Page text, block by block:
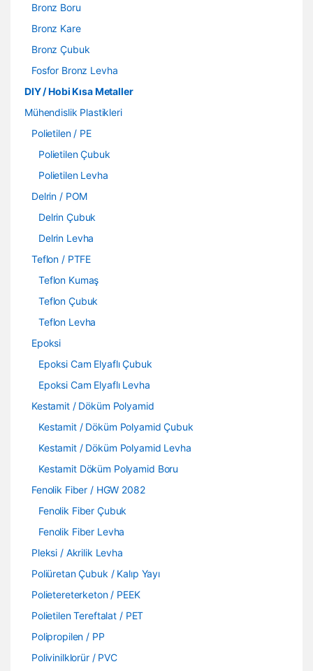
Bronz Boru
Bronz Kare
Bronz Çubuk
Fosfor Bronz Levha
DIY / Hobi Kısa Metaller
Mühendislik Plastikleri
Polietilen / PE
Polietilen Çubuk
Polietilen Levha
Delrin / POM
Delrin Çubuk
Delrin Levha
Teflon / PTFE
Teflon Kumaş
Teflon Çubuk
Teflon Levha
Epoksi
Epoksi Cam Elyaflı Çubuk
Epoksi Cam Elyaflı Levha
Kestamit / Döküm Polyamid
Kestamit / Döküm Polyamid Çubuk
Kestamit / Döküm Polyamid Levha
Kestamit Döküm Polyamid Boru
Fenolik Fiber / HGW 2082
Fenolik Fiber Çubuk
Fenolik Fiber Levha
Pleksi / Akrilik Levha
Poliüretan Çubuk / Kalıp Yayı
Polietereterketon / PEEK
Polietilen Tereftalat / PET
Polipropilen / PP
Polivinilklorür / PVC